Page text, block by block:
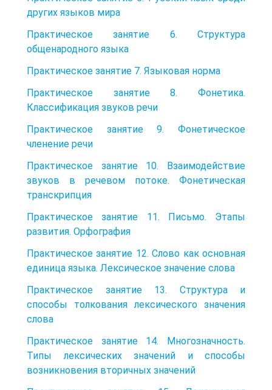
других языков мира
Практическое занятие 6. Структура
общенародного языка
Практическое занятие 7. Языковая норма
Практическое занятие 8. Фонетика.
Классификация звуков речи
Практическое занятие 9. Фонетическое
членение речи
Практическое занятие 10. Взаимодействие
звуков в речевом потоке. Фонетическая
транскрипция
Практическое занятие 11. Письмо. Этапы
развития. Орфография
Практическое занятие 12. Слово как основная
единица языка. Лексическое значение слова
Практическое занятие 13. Структура и
способы толкования лексического значения
слова
Практическое занятие 14. Многозначность.
Типы лексических значений и способы
возникновения вторичных значений